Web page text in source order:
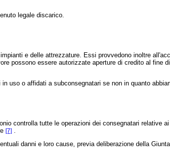
legale discarico.
e delle attrezzature. Essi provvedono inoltre
possono essere autorizzate aperture di credito al fine
o affidati a subconsegnatari se non in quanto
controlla tutte le operazioni dei consegnatari relative
[7] .
danni e loro cause, previa deliberazione della